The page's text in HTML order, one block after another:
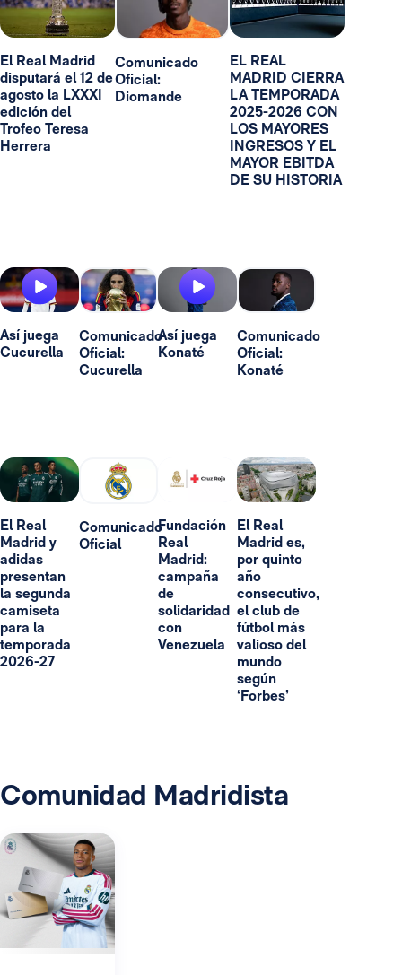
El Real Madrid
disputará el 12 de
agosto la LXXXI
edición del
Trofeo Teresa
Herrera
Comunicado
Oficial:
Diomande
EL REAL
MADRID CIERRA
LA TEMPORADA
2025-2026 CON
LOS MAYORES
INGRESOS Y EL
MAYOR EBITDA
DE SU HISTORIA
Así juega
Cucurella
Comunicado
Oficial:
Cucurella
Así juega
Konaté
Comunicado
Oficial:
Konaté
El Real
Madrid y
adidas
presentan
la segunda
camiseta
para la
temporada
2026-27
Comunicado
Oficial
Fundación
Real
Madrid:
campaña
de
solidaridad
con
Venezuela
El Real
Madrid es,
por quinto
año
consecutivo,
el club de
fútbol más
valioso del
mundo
según
‘Forbes’
Comunidad Madridista